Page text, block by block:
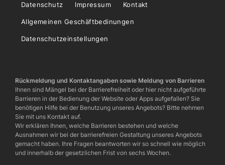
Datenschutz Impressum Kontakt
Allgemeinen Geschäftbedinungen
Datenschutzeinstellungen
Rückmeldung und Kontaktangaben sowie Meldung von Barrieren
Ihnen sind Mängel bei der Barrierefreiheit oder hier nicht aufgeführte
Barrieren in der Bedienung der Website oder Apps aufgefallen? Sie
benötigen Hilfe bei der Benutzung unseres Angebots? Bitte nehmen
Sie mit uns Kontakt auf.
Wir erklären Ihnen, welche Barrieren bestehen und welche
Ausnahmen wir bei der barrierefreien Gestaltung unseres Angebots
gemacht haben. Ihre Fragen beantworten wir so schnell wie möglich
und innerhalb der gesetzlichen Frist von sechs Wochen.